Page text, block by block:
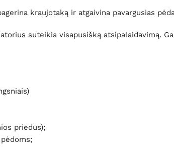
kraujotaką ir atgaivina pavargusias
suteikia visapusišką atsipalaidavimą.
priedus);